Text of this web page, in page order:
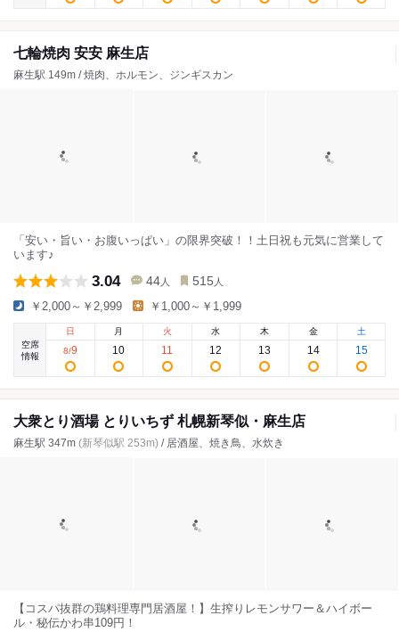
七輪焼肉 安安 麻生店
麻生駅 149m / 焼肉、ホルモン、ジンギスカン
「安い・旨い・お腹いっぱい」の限界突破！！土日祝も元気に営業して
います♪
3.04 44 人 515 人
￥2,000～￥2,999 ￥1,000～￥1,999
空席
情報
日
8/9
月
10
火
11
水
12
木
13
金
14
土
15
大衆とり酒場 とりいちず 札幌新琴似・麻生店
麻生駅 347m (新琴似駅 253m) / 居酒屋、焼き鳥、水炊き
【コスパ抜群の鶏料理専門居酒屋！】生搾りレモンサワー＆ハイボー
ル・秘伝かわ串109円！